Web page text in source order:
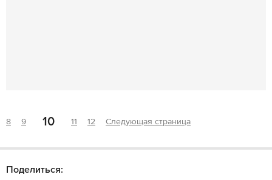
8 9 10 11 12 Следующая страница
Поделиться: